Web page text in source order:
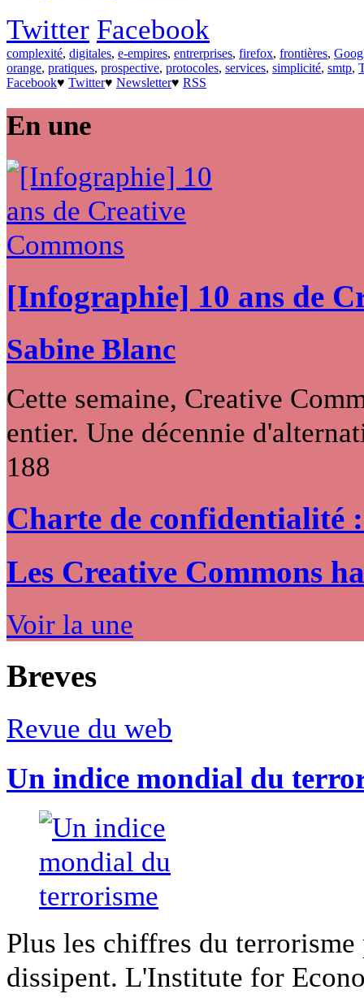
Twitter Facebook
complexité, digitales, e-empires, entrerprises, firefox, frontières,
orange, pratiques, prospective, protocoles, services, simplicité, smtp,
Facebook♥ Twitter♥ Newsletter♥ RSS
En une
[Infographie] 10 ans de
Sabine Blanc
Cette semaine, Creative
entier. Une décennie
188
Charte de confidentialité
Les Creative Commons
Voir la une
Breves
Revue du web
Un indice mondial du
Plus les chiffres du
dissipent. L'Institute for